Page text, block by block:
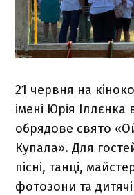
21 червня на
імені Юрія
обрядове свято
Купала». Для
пісні, танці,
фотозони та